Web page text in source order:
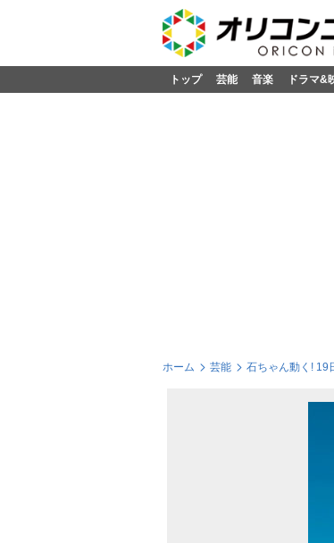
トップ 芸能 音楽 ドラマ&
ホーム 芸能 石ちゃん動く! 19